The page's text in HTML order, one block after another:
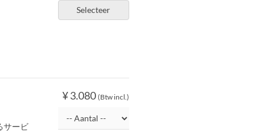
Selecteer
¥ 3.080 (Btw incl.)
サービ